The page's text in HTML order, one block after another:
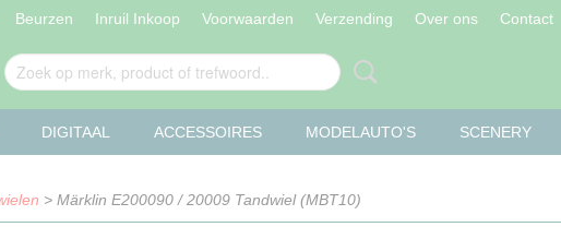
Beurzen Inruil Inkoop Voorwaarden Verzending Over ons Contact
DIGITAAL ACCESSOIRES MODELAUTO'S SCENERY
> Märklin E200090 / 20009 Tandwiel (MBT10)